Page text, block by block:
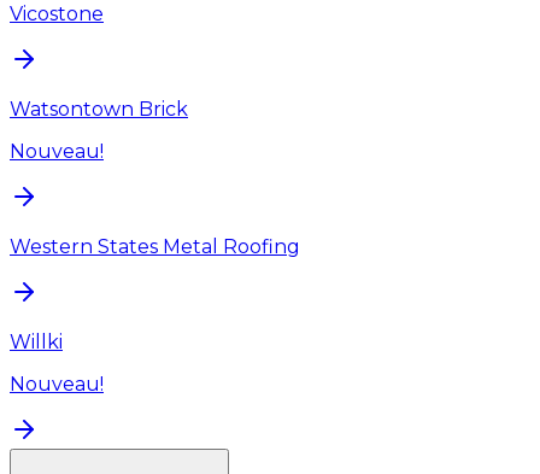
Vicostone
Watsontown Brick
Nouveau!
Western States Metal Roofing
Willki
Nouveau!